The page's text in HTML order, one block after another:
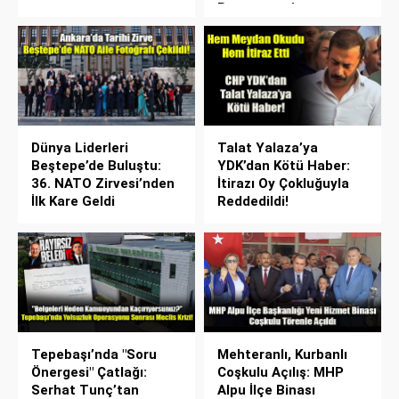
Benzetmesi
Dünya Liderleri
Beştepe’de Buluştu:
36. NATO Zirvesi’nden
İlk Kare Geldi
Talat Yalaza’ya
YDK’dan Kötü Haber:
İtirazı Oy Çokluğuyla
Reddedildi!
Tepebaşı’nda "Soru
Önergesi" Çatlağı:
Serhat Tunç’tan
Mehteranlı, Kurbanlı
Coşkulu Açılış: MHP
Alpu İlçe Binası